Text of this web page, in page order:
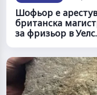
Шофьор е
британска
за фризьор в Уелс.